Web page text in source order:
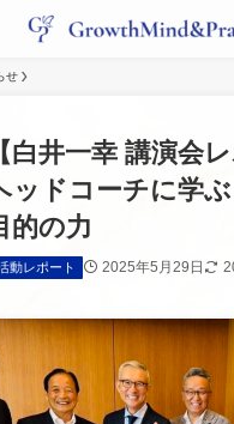
せ
【白井一幸 講演会
ッドコーチに学
的の力
動レポート 2025年5月29日